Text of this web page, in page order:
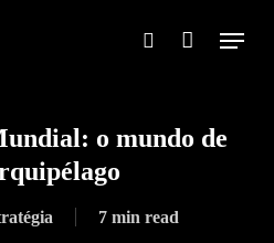
search
Menu
o mundo de
7 min read